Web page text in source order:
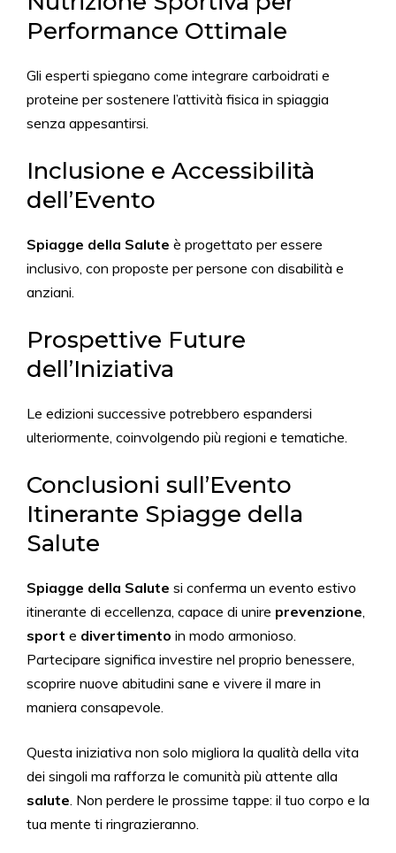
Performance Ottimale
Gli esperti spiegano come integrare carboidrati e
proteine per sostenere l’attività fisica in spiaggia
senza appesantirsi.
Inclusione e Accessibilità
dell’Evento
Spiagge della Salute è progettato per essere
inclusivo, con proposte per persone con disabilità e
anziani.
Prospettive Future
dell’Iniziativa
Le edizioni successive potrebbero espandersi
ulteriormente, coinvolgendo più regioni e tematiche.
Conclusioni sull’Evento
Itinerante Spiagge della
Salute
Spiagge della Salute si conferma un evento estivo
itinerante di eccellenza, capace di unire prevenzione,
sport e divertimento in modo armonioso.
Partecipare significa investire nel proprio benessere,
scoprire nuove abitudini sane e vivere il mare in
maniera consapevole.
Questa iniziativa non solo migliora la qualità della vita
dei singoli ma rafforza le comunità più attente alla
salute. Non perdere le prossime tappe: il tuo corpo e la
tua mente ti ringrazieranno.